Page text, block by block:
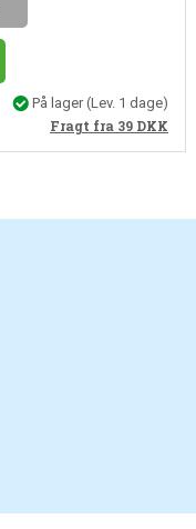
På lager(Lev. 1 dage)
Fragt fra 39 DKK